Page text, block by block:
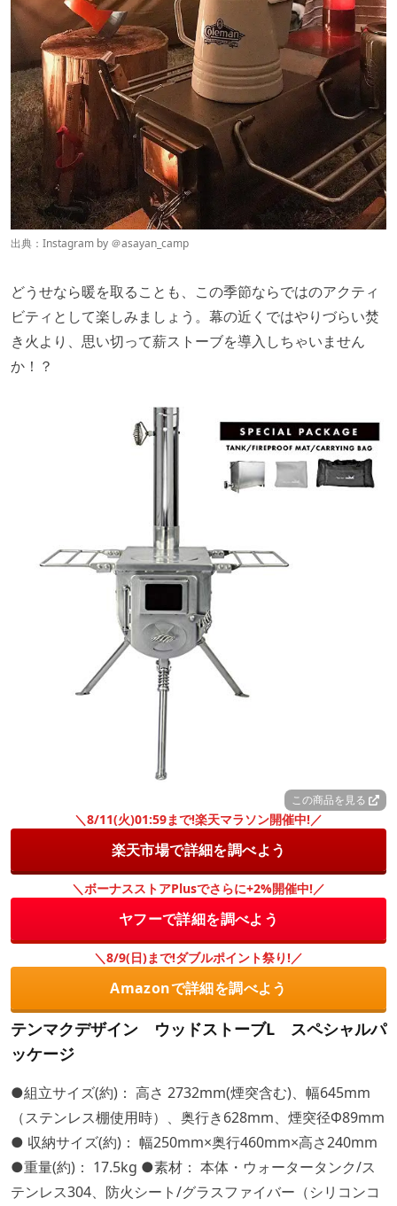
出典：Instagram by ＠asayan_camp
どうせなら暖を取ることも、この季節ならではのアクティ
ビティとして楽しみましょう。幕の近くではやりづらい焚
き火より、思い切って薪ストーブを導入しちゃいません
か！？
この商品を見る
＼8/11(火)01:59まで!楽天マラソン開催中!／
楽天市場で詳細を調べよう
＼ボーナスストアPlusでさらに+2%開催中!／
ヤフーで詳細を調べよう
＼8/9(日)まで!ダブルポイント祭り!／
Amazonで詳細を調べよう
テンマクデザイン ウッドストーブL スペシャルパ
ッケージ
●組立サイズ(約)： 高さ 2732mm(煙突含む)、幅645mm
（ステンレス棚使用時）、奥行き628mm、煙突径Φ89mm
● 収納サイズ(約)： 幅250mm×奥行460mm×高さ240mm
●重量(約)： 17.5kg ●素材： 本体・ウォータータンク/ス
テンレス304、防火シート/グラスファイバー（シリコンコ